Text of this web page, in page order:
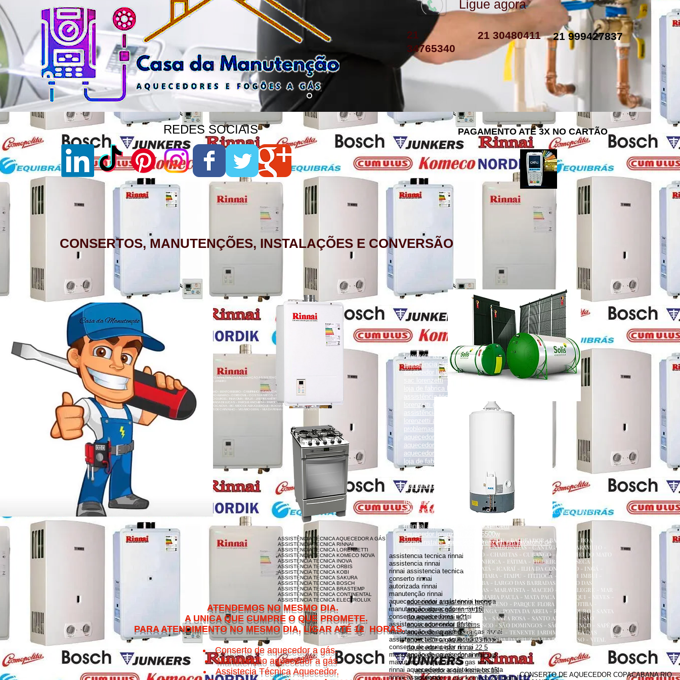
aquecedor a gás komeco 15l
aquecedor a gás komeco 20l digital
ASSISTÊNCIA TÉCNICA AQUECEDOR A GÁS
ASSISTÊNCIA TÉCNICA RINNAI
ASSISTÊNCIA TÉCNICA LORENZETTI
ASSISTÊNCIA TÉCNICA KOMECO NOVA
ASSISTÊNCIA TÉCNICA INOVA
ASSISTÊNCIA TÉCNICA ORBIS
ASSISTÊNCIA TÉCNICA KOBI
ASSISTÊNCIA TÉCNICA SAKURA
ASSISTÊNCIA TÉCNICA BOSCH
ASSISTÊNCIA TÉCNICA BRASTEMP
ASSISTÊNCIA TÉCNICA CONTINENTAL
ASSISTÊNCIA TÉCNICA ELECTROLUX
resistencia de boiler eletrico
resistencia eletrica boiler
resistencia para boiler preço
resistencia boiler komeco
aquecedor a gás rinnai preço
aquecedor a gás rinnai 15l
aquecedor rinnai e21
aquecedor rinnai 21 litros
aquecedor a gás preço
aquecedor a gás rinnai 35 litros
aquecedor a gás rinnai 22 5
aquecedor a gás rinnai manual
Ligue agora
21
34765340
21 30480411 21 999427837
CONSERTO DE AQUECEDOR COPACABANA RIO
assistencia tecnica rinnai
assistencia rinnai
rinnai assistencia tecnica
conserto rinnai
autorizada rinnai
manutenção rinnai
aquecedor rinnai assistencia tecnica
manutenção aquecedores rinnai
conserto aquecedores rinnai
assistencia aquecedor rinnai
manutenção de aquecedor a gas rinnai
assistencia tecnica aquecedor rinnai
conserto de aquecedor rinnai
manutenção de aquecedor rinnai
manutenção aquecedor a gas rinnai
rinnai aquecedores assistencia tecnica
rinnai assistencia
REDES SOCIAIS PAGAMENTO ATÉ 3X NO CARTÃO
CONSERTOS, MANUTENÇÕES, INSTALAÇÕES E CONVERSÃO
aquecedor lorenzetti vazando
lorenzetti assistência técnica
assistência técnica chuveiro lorenzetti rj
aquecedor lorenzetti não esquenta muito
sac lorenzetti
loja de fabrica lorenzetti
assistência técnica lorenzetti lapa
lorenzetti garantia
assistência técnica chuveiro lorenzetti rj
lorenzetti assistência técnica
problemas com aquecedor a gás lorenzetti
aquecedor lorenzetti manual
aquecedor a gás lorenzetti
aquecedor a gás lorenzetti 15l
loja de fabrica lorenzetti
lorenzetti garantia
como instalar aquecedor versátil lorenzetti
como instalar aquecedor lorenzetti em torneira
monocomando
manual aquecedor lorenzetti
aquecedor lorenzetti 110v
aquecedor lorenzetti água da rua
manual aquecedor versátil lorenzetti
aquecedor lorenzetti 220v 5500w
como instalar aquecedor lorenzetti em lavatório de
salão
AQUECEDOR A GÁS , CONSERTO, MANUTENÇÃO, INSTALAÇÃO ASSISTÊNCIA TÉCNICA RUA PORTO FELIZ 371
LOJA A HONORIO GURGEL RIO DE JANEIRO
ZONA NORTE
ACARÍ - ANCHIETA - BARROS FILHO - BENTO RIBEIRO - CAMPINHO - CAVALCANTI - CASCADURA - COELHO
NETO - COLÉGIO - COMPLEXO DO ALEMÃO - CORDOVIL - COSTA BARROS - ENGENHO LEAL - ENGENHO DA
RAINHA - GUADALUPE - HONÓRIO GURGEL - INHAÚMA - IRAJÁ - JARDIM AMÉRICA - MADUREIRA - MARECHAL
HERMES - OSVALDO CRUZ - PARADA DE LUCAS - PARQUE ANCHIETA - PARQUE COLÚMBIA - PAVUNA - PENHA
- PENHA CIRCULAR - QUINTINO BOCAIÚVA - RICARDO DE ALBUQUERQUE - ROCHA MIRANDA - TOMÁS COELHO
- TURIAÇÚ - VAZ LOBO - VICENTE DE CARVALHO - VIGÁRIO GERAL - VILA DA PENHA - VILA KOSMOS - VISTA
ALEGRE
AQUECEDOR A GÁS, CONSERTO,
MANUTENÇÃO, INSTALAÇÃO, ASSISTÊNCIA
TÉCNICA RINNAI RUA BARATA RIBEIRO 232
COPACABANA RIO DE JANEIRO
BAIRROS DE ATENDIMENTO RJ
ZONA SUL
BOTAFOGO - CATETE - COPACABANA -
COSME VELHO - FLAMENGO - GÁVEA -
HUMAITÁ - IPANEMA - JARDIM BOTÂNICO -
LAGOA - LARANJEIRAS - LEBLON - LEME -
ROCINHA - SÃO CONRADO - URCA
AQUECEDOR A GÁS, CONSERTO, MANUTENÇÃO,
INSTALAÇÃO, ASSISTÊNCIA TÉCNICA RUA ERNANI
AMARAL PEIXOTO 252 CENTRO NITERÓI
NITERÓI RJ
ATALAIA - BADU - BALDEADOR - BARRETO - BOA
VIAGEM - CAMBOINHAS - CANTAGALO - CARAMUJO -
CENTRO - CHARITAS - CUBANGO - ENGENHO DO MATO
- ENGENHOCA - FÁTIMA - FIGUEIRA - FONSECA -
GRAGOATÁ - ICARAÍ - ILHA DA CONCEIÇÃO - INGÁ -
ITACOATIARA - ITAIPU - ITITIOCA - JARDIM IMBUÍ -
JURUJUBA - LARGO DAS BARRADAS - LARGO DAS
BATALHAS - MARAVISTA - MACEIÓ - MAR ALEGRE - MAR
AZUL - MARIA PAULA - MATA PACA - MURIQUI - NEVES -
PADRE PEQUENO - PARQUE FLORA - PENDOTIBA -
PIRATININGA - PONTA DA AREIA - RIO DO OURO - SANTA
BÁRBARA - SANTA ROSA - SANTO ANTÔNIO - SÃO
FRANCISCO - SÃO DOMINGOS - SÃO LOURENÇO - SAPÊ -
SERRA GRANDE - TENENTE JARDIM - VARZEA DAS
MOÇAS - VENDA DA CRUZ - VILA PROGRESSO - VITAL
BRASIL
ATENDEMOS NO MESMO DIA.
A UNICA QUE CUMPRE O QUE PROMETE.
PARA ATENDIMENTO NO MESMO DIA, LIGAR ATÉ 12 HORAS.
Conserto de aquecedor a gás.
Manutenção aquecedor a gás
Assistecia Técnica Aquecedor,